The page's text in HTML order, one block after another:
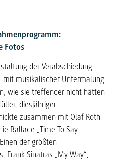
Fotos
der Verabschiedung
musikalischer Untermalung
wie sie treffender nicht hätten
diesjähriger
zusammen mit Olaf Roth
Ballade „Time To Say
der größten
Frank Sinatras „My Way“,